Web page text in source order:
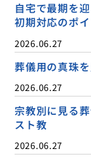
自宅で最期を
初期対応のポ
2026.06.27
葬儀用の真珠
2026.06.27
宗教別に見る
スト教
2026.06.27